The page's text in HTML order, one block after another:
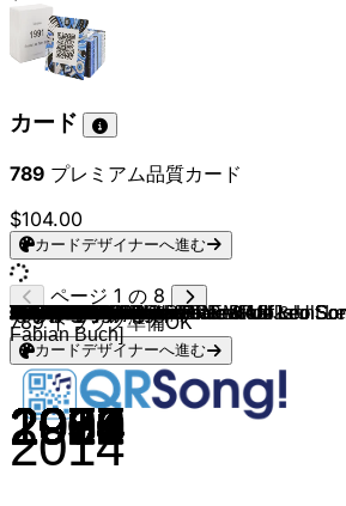
カード
789 プレミアム品質カード
$104.00
カードデザイナーへ進む
Bibi und Tina, Peter Plate & Ulf Leo
2014
Lina Larissa Strahl, Peter Plate & Ulf
Fabian Buch]
2014
Bibi und Tina, Peter Plate & Ulf Leo
2017
Bibi und Tina, Peter Plate & Ulf Leo
2017
Bibi und Tina, Peter Plate & Ulf Leo
2017
Bibi und Tina, Peter Plate & Ulf Leo
2017
Roy Orbison
1964
Neil Diamond
1969
Ray Charles
1961
Nancy Sinatra
1966
Chuck Berry
1958
Paul Anka
1963
Frank Sinatra
1964
Bobby Darin
1958
TOTO
1982
Tina Turner
1984
Patrick Hernandez
1978
Boys Town Gang
1982
John Travolta & Olivia Newton-John
1978
Jermaine Jackson
1984
Bronski Beat
1984
Sandra
1985
Freddie Mercury
1993
Lynyrd Skynyrd
1974
Coldplay
2002
Perfect Perspectives
2022
Coldplay
2016
AnnenMayKantereit
2018
AnnenMayKantereit, Giant Rooks
2019
AnnenMayKantereit
2020
AnnenMayKantereit
2020
AnnenMayKantereit
2018
AnnenMayKantereit
2022
AnnenMayKantereit
2023
The Beatles
1968
Bon Jovi
1988
Bon Jovi
2000
Bon Jovi
1987
Bon Jovi
1989
JEREMIAS
2023
JEREMIAS
2020
JEREMIAS
2022
JEREMIAS
2023
JEREMIAS
2023
Provinz, MAJAN & JEREMIAS
2021
JEREMIAS
2025
Provinz & Casper
2022
Provinz
2022
Provinz
2022
Provinz & Nina Chuba
2022
Provinz
2022
Provinz
2021
Provinz
2021
Provinz
2021
Provinz
2021
Provinz
2019
Provinz
2019
Provinz
2019
Provinz
2020
Provinz
2020
Provinz
2020
Provinz
2020
Provinz
2020
Provinz
2020
Provinz
2022
Provinz
2022
Provinz
2022
Provinz
2022
Provinz
2022
Provinz
2022
Provinz & Danger Dan
2022
Provinz
2022
Provinz
2022
Provinz
2024
Provinz
2025
The Cranberries
2001
Guns N' Roses
1987
Guns N' Roses
1991
Scorpions
1991
Ben E. King
1962
Matthew Wilder
1983
Red Hot Chili Peppers
2006
Creedence Clearwater Revival
1971
Men At Work
1981
Tiffany
1987
Michael Jackson
1987
Bobby McFerrin
1988
Earth, Wind & Fire
1978
Cher
1998
ABBA
1975
Queen
1986
Bloodhound Gang
1999
Spin Doctors
1991
ABBA
1978
Lou Bega
1999
Bee Gees
1976
Village People
1978
Michael Jackson
1982
Udo Jürgens
1974
La Bouche
1995
ページ 1 の 8
789トラック準備OK
カードデザイナーへ進む